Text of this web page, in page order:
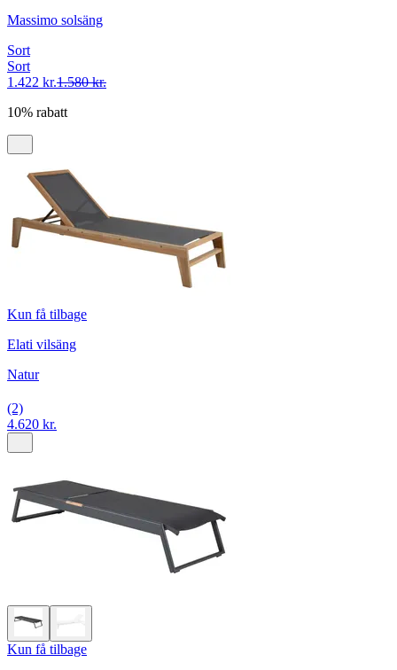
Massimo solsäng
Sort
Sort
1.422 kr.1.580 kr.
10% rabatt
Kun få tilbage
Elati vilsäng
Natur
(2)
4.620 kr.
Kun få tilbage